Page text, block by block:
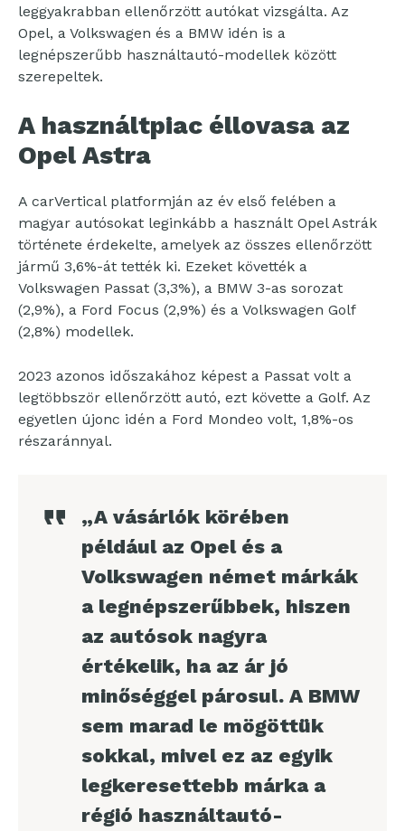
leggyakrabban ellenőrzött autókat vizsgálta. Az
Opel, a Volkswagen és a BMW idén is a
legnépszerűbb használtautó-modellek között
szerepeltek.
A használtpiac éllovasa az
Opel Astra
A carVertical platformján az év első felében a
magyar autósokat leginkább a használt Opel Astrák
története érdekelte, amelyek az összes ellenőrzött
jármű 3,6%-át tették ki. Ezeket követték a
Volkswagen Passat (3,3%), a BMW 3-as sorozat
(2,9%), a Ford Focus (2,9%) és a Volkswagen Golf
(2,8%) modellek.
2023 azonos időszakához képest a Passat volt a
legtöbbször ellenőrzött autó, ezt követte a Golf. Az
egyetlen újonc idén a Ford Mondeo volt, 1,8%-os
részaránnyal.
„A vásárlók körében
például az Opel és a
Volkswagen német márkák
a legnépszerűbbek, hiszen
az autósok nagyra
értékelik, ha az ár jó
minőséggel párosul. A BMW
sem marad le mögöttük
sokkal, mivel ez az egyik
legkeresettebb márka a
régió használtautó-